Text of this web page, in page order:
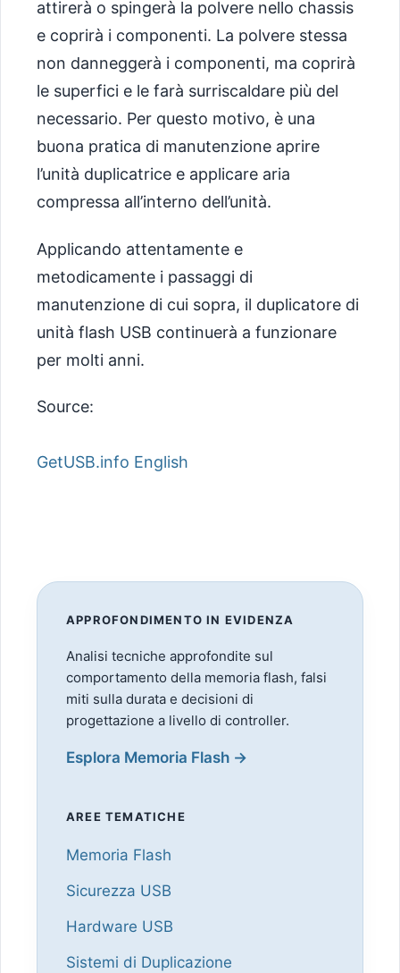
attirerà o spingerà la polvere nello chassis
e coprirà i componenti. La polvere stessa
non danneggerà i componenti, ma coprirà
le superfici e le farà surriscaldare più del
necessario. Per questo motivo, è una
buona pratica di manutenzione aprire
l’unità duplicatrice e applicare aria
compressa all’interno dell’unità.
Applicando attentamente e
metodicamente i passaggi di
manutenzione di cui sopra, il duplicatore di
unità flash USB continuerà a funzionare
per molti anni.
Source:
GetUSB.info English
APPROFONDIMENTO IN EVIDENZA
Analisi tecniche approfondite sul
comportamento della memoria flash, falsi
miti sulla durata e decisioni di
progettazione a livello di controller.
Esplora Memoria Flash →
AREE TEMATICHE
Memoria Flash
Sicurezza USB
Hardware USB
Sistemi di Duplicazione